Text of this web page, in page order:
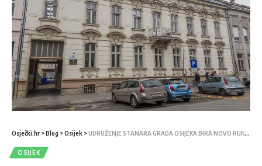
Osječki.hr >Blog >Osijek >UDRUŽENJE STANARA GRADA OSIJEKA BIRA NOVO RUKOVODSTVO
OSIJEK